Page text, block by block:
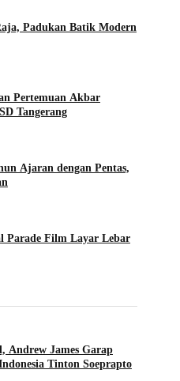
Padukan Batik Modern
Pertemuan Akbar
Tangerang
Ajaran dengan Pentas,
Parade Film Layar Lebar
Andrew James Garap
Tinton Soeprapto